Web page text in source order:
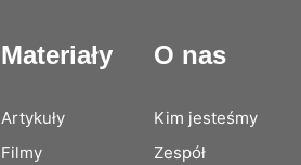
Materiały
Artykuły
Filmy
O nas
Kim jesteśmy
Zespół